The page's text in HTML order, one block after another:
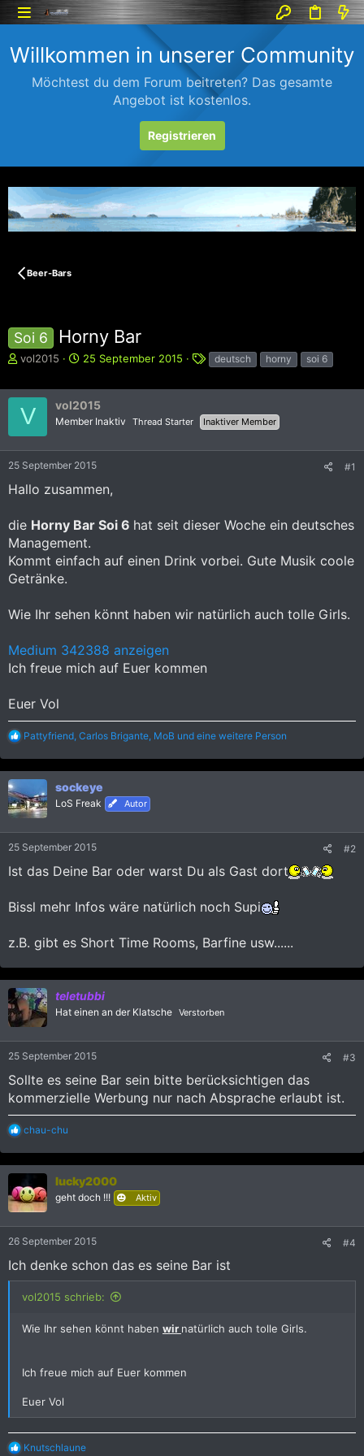
Willkommen in unserer Community
Möchtest du dem Forum beitreten? Das gesamte
Angebot ist kostenlos.
Registrieren
Beer-Bars
Soi 6 Horny Bar
E
s
t
e
e
vol2015
E
s
t
t
m
25 September 2015
S
h
a
g
deutsch horny soi 6
V vol2015
Member Inaktiv Thread Starter Inaktiver Member
25 September 2015 #1
Hallo zusammen,
die Horny Bar Soi 6 hat seit dieser Woche ein deutsches
Management.
Kommt einfach auf einen Drink vorbei. Gute Musik coole
Getränke.
Wie Ihr sehen könnt haben wir natürlich auch tolle Girls.
Medium 342388 anzeigen
Ich freue mich auf Euer kommen
Euer Vol
R
a
k
i
o
n
Pattyfriend Carlos Brigante MoB und eine weitere Person
sockeye
LoS Freak Autor
25 September 2015 #2
Ist das Deine Bar oder warst Du als Gast dort
Bissl mehr Infos wäre natürlich noch Supi
z.B. gibt es Short Time Rooms, Barfine usw......
teletubbi
Hat einen an der Klatsche Verstorben
25 September 2015 #3
Sollte es seine Bar sein bitte berücksichtigen das
kommerzielle Werbung nur nach Absprache erlaubt ist.
R
a
k
i
o
n
chau-chu
lucky2000
geht doch !!! Aktiv
26 September 2015 #4
Ich denke schon das es seine Bar ist
vol2015 schrieb:
Wie Ihr sehen könnt haben wir natürlich auch tolle Girls.
Ich freue mich auf Euer kommen
Euer Vol
R
Knutschlaune